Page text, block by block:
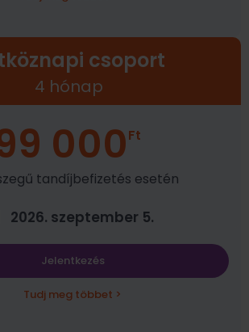
csoport
4 hónap
000Ft
tandíjbefizetés esetén
2026. szeptember 5.
Jelentkezés
Tudj meg többet >